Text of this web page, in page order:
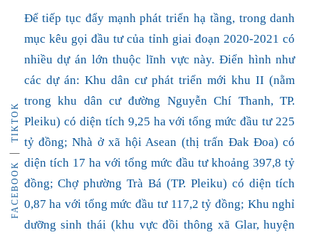
FACEBOOK
TIKTOK
Để tiếp tục đẩy mạnh phát triển hạ tầng, trong danh
mục kêu gọi đầu tư của tỉnh giai đoạn 2020-2021 có
nhiều dự án lớn thuộc lĩnh vực này. Điển hình như
các dự án: Khu dân cư phát triển mới khu II (nằm
trong khu dân cư đường Nguyễn Chí Thanh, TP.
Pleiku) có diện tích 9,25 ha với tổng mức đầu tư 225
tỷ đồng; Nhà ở xã hội Asean (thị trấn Đak Đoa) có
diện tích 17 ha với tổng mức đầu tư khoảng 397,8 tỷ
đồng; Chợ phường Trà Bá (TP. Pleiku) có diện tích
0,87 ha với tổng mức đầu tư 117,2 tỷ đồng; Khu nghỉ
dưỡng sinh thái (khu vực đồi thông xã Glar, huyện